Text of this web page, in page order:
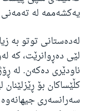
یەکشەممە لە تەمەنی 90 ساڵیدا کۆچی دوایی کرد.
لەدەستانی توتو بە
لێی دەڕوانرێت، کە
ناودێری دەکەن. لە
کڵێساکان بۆ
سەرانسەری جیهانەوە